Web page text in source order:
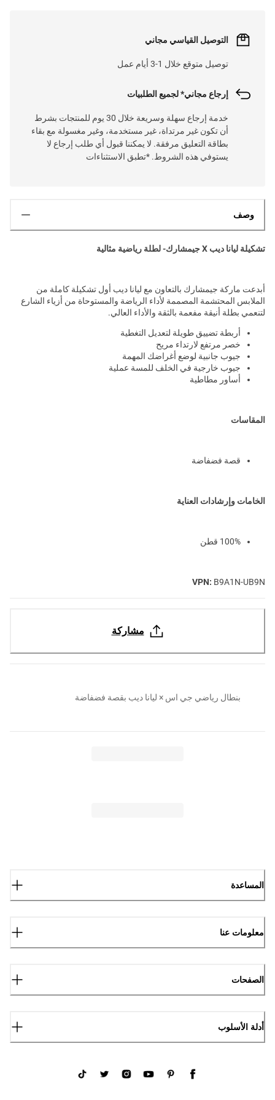
التوصيل القياسي مجاني
توصيل متوقع خلال 1-3 أيام عمل
إرجاع مجاني* لجميع الطلبيات
خدمة إرجاع سهلة وسريعة خلال 30 يوم للمنتجات بشرط
أن تكون غير مرتداة، غير مستخدمة، وغير مغسولة مع بقاء
بطاقة التعليق مرفقة. لا يمكننا قبول أي طلب إرجاع لا
يستوفي هذه الشروط. *تطبق الاستثناءات
وصف
تشكيلة ليانا ديب X جيمشارك- لطلة رياضية مثالية
أبدعت ماركة جيمشارك بالتعاون مع ليانا ديب أول تشكيلة كاملة من
الملابس المحتشمة المصممة لأداء الرياضة والمستوحاة من أزياء الشارع
لتنعمي بطلة أنيقة مفعمة بالثقة والأداء العالي.
أربطة تضييق طويلة لتعديل التغطية
خصر مرتفع لارتداء مريح
جيوب جانبية لوضع أغراضك المهمة
جيوب خارجية في الخلف للمسة عملية
أساور مطاطية
المقاسات
قصة فضفاضة
الخامات وإرشادات العناية
100% قطن
VPN: B9A1N-UB9N
مشاركة
بنطال رياضي جي اس × ليانا ديب بقصة فضفاضة
المساعدة
معلومات عنا
الصفحات
أدلة الأسلوب